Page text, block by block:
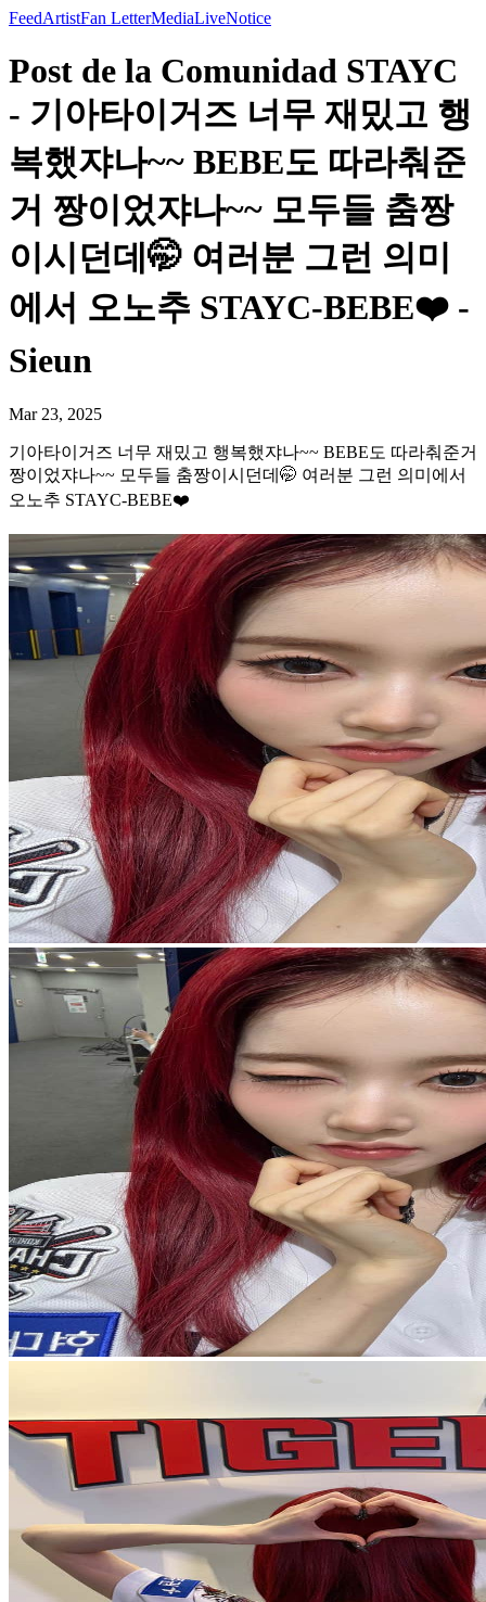
FeedArtistFan LetterMediaLiveNotice
Post de la Comunidad STAYC
- 기아타이거즈 너무 재밌고 행
복했쟈나~~ BEBE도 따라춰준
거 짱이었쟈나~~ 모두들 춤짱
이시던데🤭 여러분 그런 의미
에서 오노추 STAYC-BEBE❤️ -
Sieun
Mar 23, 2025
기아타이거즈 너무 재밌고 행복했쟈나~~ BEBE도 따라춰준거
짱이었쟈나~~ 모두들 춤짱이시던데🤭 여러분 그런 의미에서
오노추 STAYC-BEBE❤️